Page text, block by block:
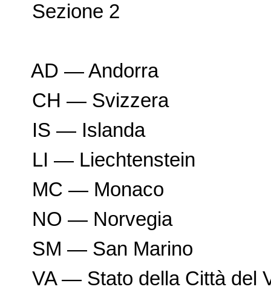
Sezione 2
AD — Andorra
CH — Svizzera
IS — Islanda
LI — Liechtenstein
MC — Monaco
NO — Norvegia
SM — San Marino
VA — Stato della Città del